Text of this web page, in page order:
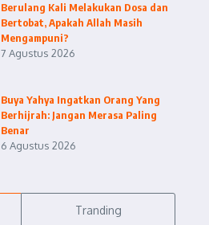
Berulang Kali Melakukan Dosa dan
Bertobat, Apakah Allah Masih
Mengampuni?
7 Agustus 2026
Buya Yahya Ingatkan Orang Yang
Berhijrah: Jangan Merasa Paling
Benar
6 Agustus 2026
Tranding